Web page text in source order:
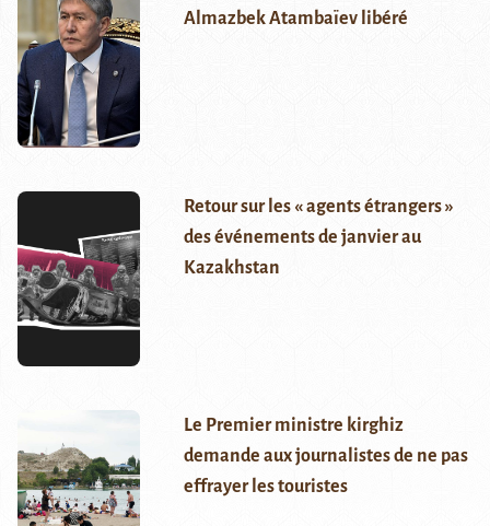
Almazbek Atambaïev libéré
Retour sur les « agents étrangers »
des événements de janvier au
Kazakhstan
Le Premier ministre kirghiz
demande aux journalistes de ne pas
effrayer les touristes